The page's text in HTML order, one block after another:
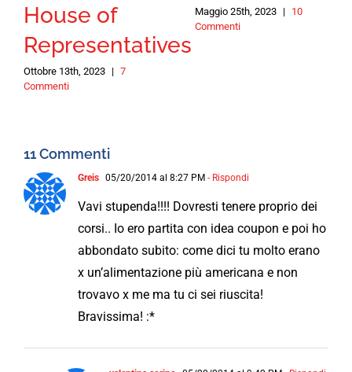
House of
Representatives
Ottobre 13th, 2023 | 7
Commenti
Maggio 25th, 2023 |
10
Commenti
11 Commenti
Greis 05/20/2014 al 8:27 PM - Rispondi
Vavi stupenda!!!! Dovresti tenere proprio dei
corsi.. Io ero partita con idea coupon e poi ho
abbondato subito: come dici tu molto erano
x un’alimentazione più americana e non
trovavo x me ma tu ci sei riuscita!
Bravissima! :*